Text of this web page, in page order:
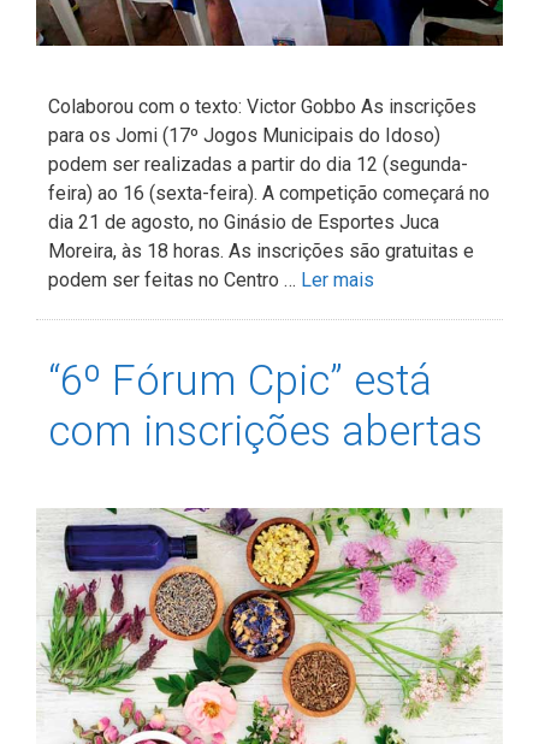
Colaborou com o texto: Victor Gobbo As inscrições
para os Jomi (17º Jogos Municipais do Idoso)
podem ser realizadas a partir do dia 12 (segunda-
feira) ao 16 (sexta-feira). A competição começará no
dia 21 de agosto, no Ginásio de Esportes Juca
Moreira, às 18 horas. As inscrições são gratuitas e
podem ser feitas no Centro … Ler mais
“6º Fórum Cpic” está
com inscrições abertas